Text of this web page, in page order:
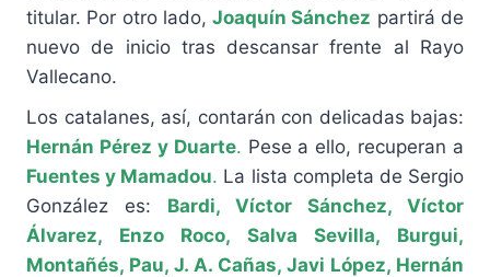
titular. Por otro lado,Joaquín Sánchez partirá de
nuevo de inicio tras descansar frente al Rayo
Vallecano.
Los catalanes, así, contarán con delicadas bajas:
Hernán Pérez y Duarte. Pese a ello, recuperan a
Fuentes y Mamadou. La lista completa de Sergio
González es: Bardi, Víctor Sánchez, Víctor
Álvarez, Enzo Roco, Salva Sevilla, Burgui,
Montañés, Pau, J. A. Cañas, Javi López, Hernán